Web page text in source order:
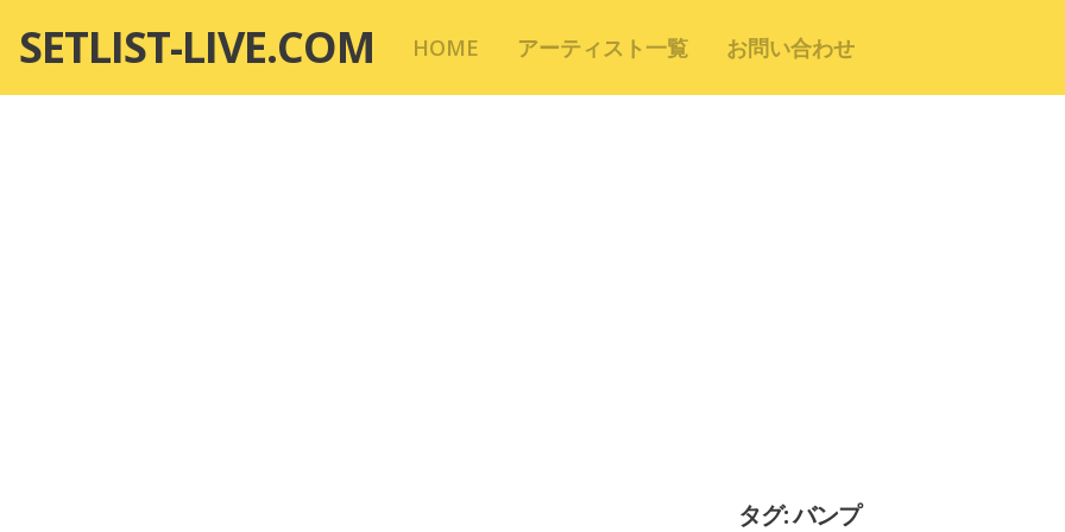
テ
SETLIST-LIVE.COM HOME アーティスト一覧 お問い合わせ
タグ: バンプ